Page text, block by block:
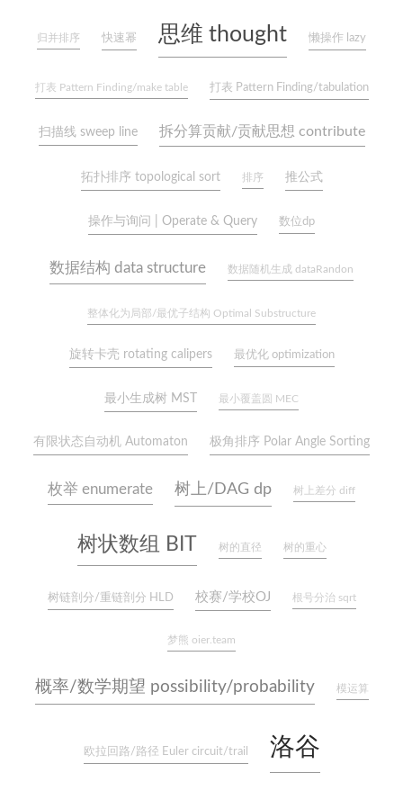
归并排序 快速幂 思维 thought 懒操作 lazy
打表 Pattern Finding/make table 打表 Pattern Finding/tabulation
扫描线 sweep line 拆分算贡献/贡献思想 contribute
拓扑排序 topological sort 排序 推公式
操作与询问 | Operate & Query 数位dp
数据结构 data structure 数据随机生成 dataRandon
整体化为局部/最优子结构 Optimal Substructure
旋转卡壳 rotating calipers 最优化 optimization
最小生成树 MST 最小覆盖圆 MEC
有限状态自动机 Automaton 极角排序 Polar Angle Sorting
枚举 enumerate 树上/DAG dp 树上差分 diff
树状数组 BIT 树的直径 树的重心
树链剖分/重链剖分 HLD 校赛/学校OJ 根号分治 sqrt
梦熊 oier.team
概率/数学期望 possibility/probability 模运算
欧拉回路/路径 Euler circuit/trail 洛谷